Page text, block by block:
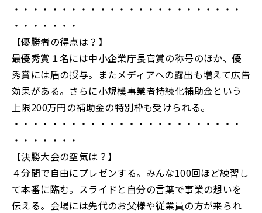
・・・・・・・・・・・・・・・・・・・・・・・・
・・・・・・・
【優勝者の得点は？】
最優秀賞１名には中小企業庁長官賞の称号のほか、優
秀賞には盾の授与。またメディアへの露出も増えて広告
効果がある。さらに小規模事業者持続化補助金という
上限200万円の補助金の特別枠も受けられる。
・・・・・・・・・・・・・・・・・・・・・・・・
・・・・・・・
【決勝大会の空気は？】
４分間で自由にプレゼンする。みんな100回ほど練習し
て本番に臨む。スライドと自分の言葉で事業の想いを
伝える。会場には先代のお父様や従業員の方が来られ